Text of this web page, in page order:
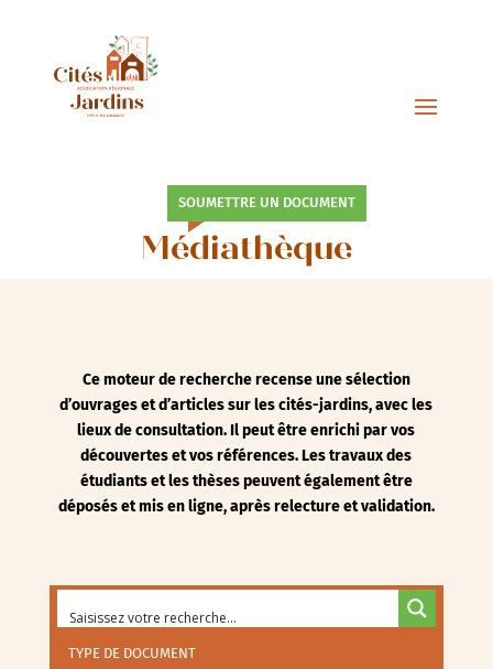
SOUMETTRE UN DOCUMENT
Médiathèque
Ce moteur de recherche recense une sélection
d’ouvrages et d’articles sur les cités-jardins, avec les
lieux de consultation. Il peut être enrichi par vos
découvertes et vos références. Les travaux des
étudiants et les thèses peuvent également être
déposés et mis en ligne, après relecture et validation.
TYPE DE DOCUMENT